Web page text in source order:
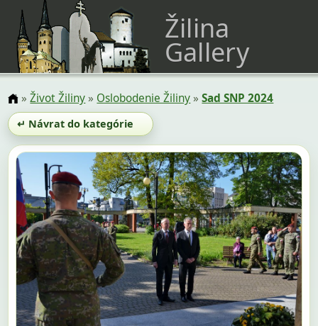
Žilina
Gallery
»Život Žiliny» Oslobodenie Žiliny»Sad SNP 2024
↵ Návrat do kategórie